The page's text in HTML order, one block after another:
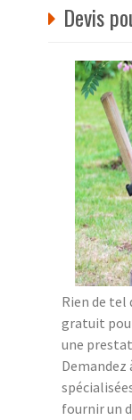
Devis
Rien de tel
gratuit
une
Demandez
fournir un